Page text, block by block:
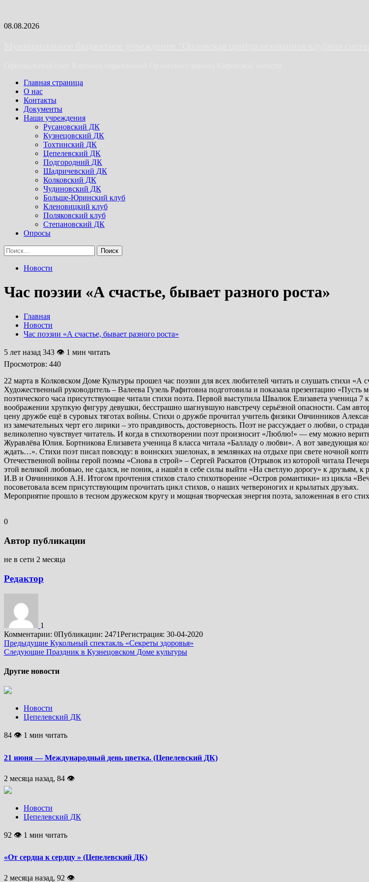
Skip
08.08.2026
Primary
Menu
Главная страница
О нас
Контакты
Документы
Наши учреждения
Русановский ДК
Кузнецовский ДК
Тохтинский ДК
Цепелевский ДК
Подгородний ДК
Шадричевский ДК
Колковский ДК
Чудиновский ДК
Больше-Юринский клуб
Кленовицкий клуб
Поляковский клуб
Степановский ДК
Опросы
Найти:
Новости
Час поэзии «А счастье, бывает разного роста»
Главная
Новости
Час поэзии «А счастье, бывает разного роста»
5 лет назад 343 👁 1 мин читать
Просмотров: 440
22 марта в Колковском Доме Культуры прошел час поэзии для всех любителей читать и слушать стихи
Художественный руководитель – Валеева Гузель Рафитовна подготовила и показала презентацию
поэтического часа присутствующие читали стихи поэта. Первой выступила Швалюк Елизавета ученица 7
воображении хрупкую фигуру девушки, бесстрашно шагнувшую навстречу серьёзной опасности. Сам
цену дружбе ещё в суровых тяготах войны. Стихи о дружбе прочитал учитель физики Овчинников
из замечательных черт его лирики – это правдивость, достоверность. Поэт не рассуждает о любви, о
великолепно чувствует читатель. И когда в стихотворении поэт произносит «Люблю!» — ему можно
Журавлёва Юлия. Бортникова Елизавета ученица 8 класса читала «Балладу о любви». А вот заведующая
ждать…». Стихи поэт писал повсюду: в воинских эшелонах, в землянках на отдыхе при свете ночной
Отечественной войны герой поэмы «Снова в строй» – Сергей Раскатов (Отрывок из которой читала
этой великой любовью, не сдался, не поник, а нашёл в себе силы выйти «На светлую дорогу» к друзьям,
И.В и Овчинников А.Н. Итогом прочтения стихов стало стихотворение «Остров романтики» из цикла
посоветовала всем присутствующим прочитать цикл стихов, о наших четвероногих и крылатых друзьях.
Мероприятие прошло в тесном дружеском кругу и мощная творческая энергия поэта, заложенная в его
0
Автор публикации
не в сети 2 месяца
Редактор
1
Комментарии: 0Публикации: 2471Регистрация: 30-04-2020
Подробнее
Предыдущие Кукольный спектакль «Секреты здоровья»
Следующие Праздник в Кузнецовском Доме культуры
Другие новости
Новости
Цепелевский ДК
84 👁 1 мин читать
21 июня — Международный день цветка. (Цепелевский ДК)
2 месяца назад, 84 👁
Новости
Цепелевский ДК
92 👁 1 мин читать
«От сердца к сердцу » (Цепелевский ДК)
2 месяца назад, 92 👁